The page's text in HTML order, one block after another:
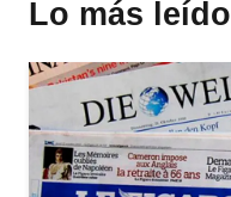
Lo más leído